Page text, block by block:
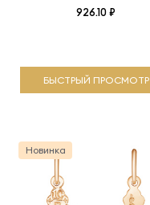
926.10 ₽
БЫСТРЫЙ ПРОСМОТР
Новинка